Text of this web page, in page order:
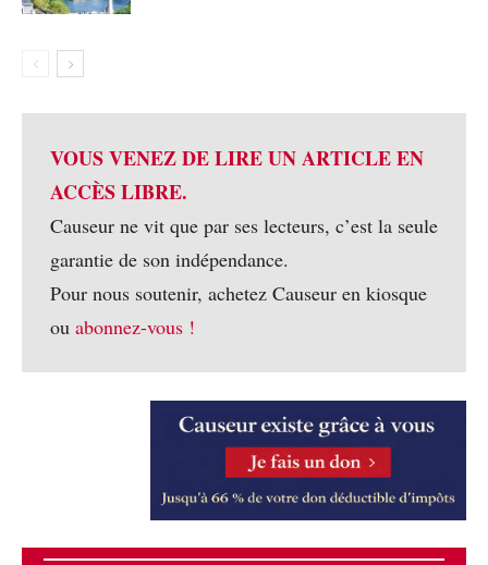
VOUS VENEZ DE LIRE UN ARTICLE EN
ACCÈS LIBRE.
Causeur ne vit que par ses lecteurs, c’est la seule
garantie de son indépendance.
Pour nous soutenir, achetez Causeur en kiosque
ou abonnez-vous !